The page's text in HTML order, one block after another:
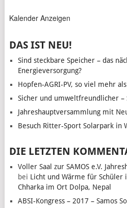
Kalender Anzeigen
DAS IST NEU!
Sind steckbare Speicher – das
Energieversorgung?
Hopfen-AGRI-PV, so viel mehr
Sicher und umweltfreundlicher –
Jahreshauptversammlung mit
Besuch Ritter-Sport Solarpark in
DIE LETZTEN
Voller Saal zur SAMOS e.V.
bei Licht und Wärme für
Chharka im Ort Dolpa, Nepal
ABSI-Kongress – 2017 – Samos